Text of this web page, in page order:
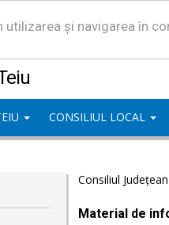
și navigarea în
CONSILIUL LOCAL
Consiliul
Material de